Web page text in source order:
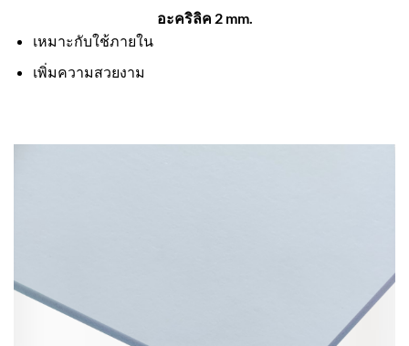
อะคริลิค 2 mm.
เหมาะกับใช้ภายใน
เพิ่มความสวยงาม